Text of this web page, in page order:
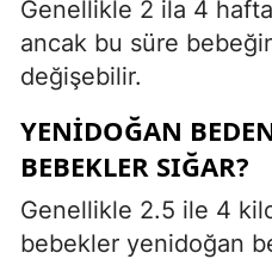
Genellikle 2 ila 4 hafta
ancak bu süre
değişebilir.
YENIDOĞAN
BEBEKLER SIĞAR?
Genellikle 2.5 ile 4
bebekler yenidoğan